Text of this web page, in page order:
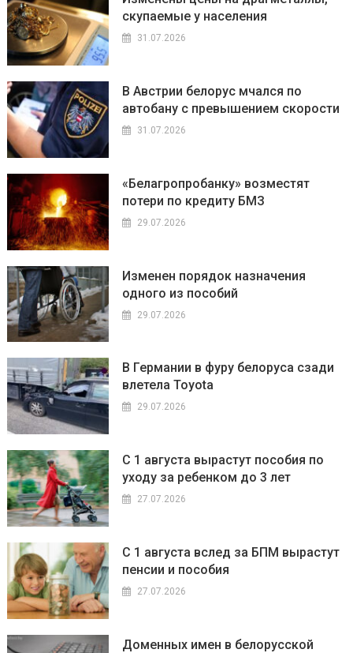
скупаемые у населения
31.07.2026
В Австрии белорус мчался по
автобану с превышением скорости
31.07.2026
«Белагропробанку» возместят
потери по кредиту БМЗ
29.07.2026
Изменен порядок назначения
одного из пособий
29.07.2026
В Германии в фуру белоруса сзади
влетела Toyota
29.07.2026
С 1 августа вырастут пособия по
уходу за ребенком до 3 лет
27.07.2026
С 1 августа вслед за БПМ вырастут
пенсии и пособия
27.07.2026
Доменных имен в белорусской